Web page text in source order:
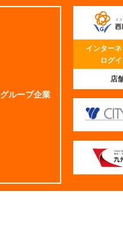
グループ企業
インター
ログ
店